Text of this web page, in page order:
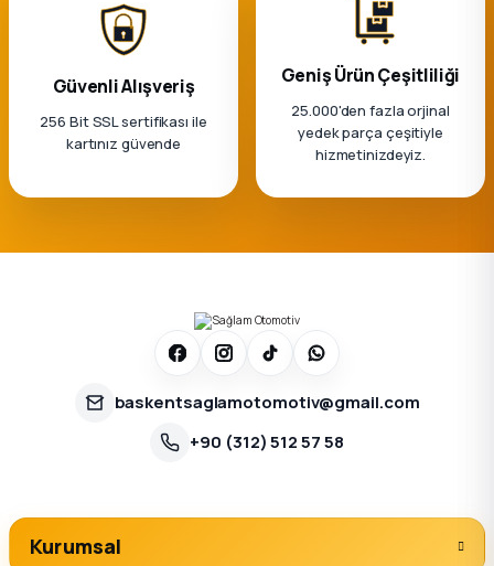
Güvenli Alışveriş
256 Bit SSL sertifikası ile
kartınız güvende
Geniş Ürün Çeşitliliği
25.000'den fazla orjinal
yedek parça çeşitiyle
hizmetinizdeyiz.
baskentsaglamotomotiv@gmail.com
+90 (312) 512 57 58
Kurumsal